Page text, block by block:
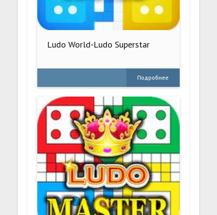
Ludo World-Ludo Superstar
Подробнее